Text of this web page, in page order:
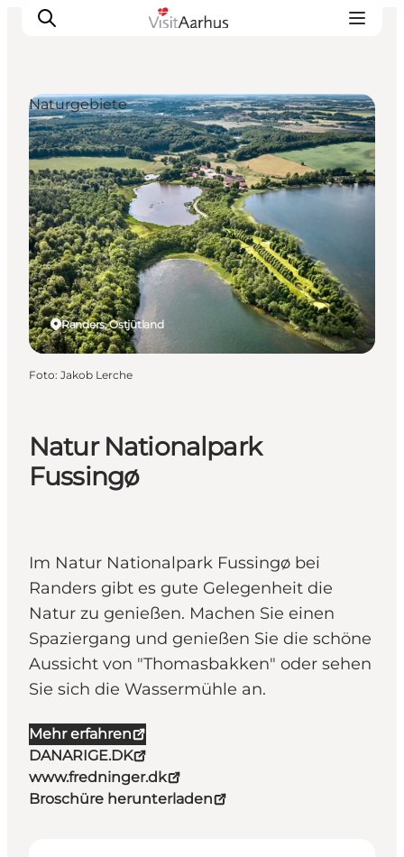
Sehen und erleben
Veranstaltungen
Städte und Regionen
Reiseplanung
Transport
Natur Nationalpark
Fussingø
Im Natur Nationalpark Fussingø bei
Randers gibt es gute Gelegenheit die
Natur zu genießen. Machen Sie einen
Spaziergang und genießen Sie die schöne
Aussicht von "Thomasbakken" oder sehen
Sie sich die Wassermühle an.
Mehr erfahren
DANARIGE.DK
www.fredninger.dk
Broschüre herunterladen
Randers, Ostjütland
Naturgebiete
Foto: Jakob Lerche